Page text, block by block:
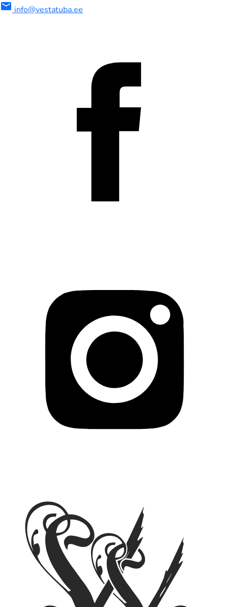
mail info@vestatuba.ee